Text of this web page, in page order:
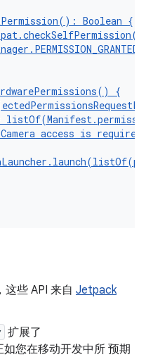
(): Boolean {
.checkSelfPermission(
. PERMISSION_GRANTED
()
{
listOf(Manifest.
access is
. launch(listOf(
，这些 API 来自 Jetpack
扩展了
如您在移动开发中所 预期